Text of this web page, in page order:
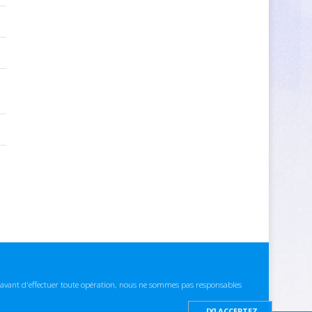
d'effectuer toute opération, nous ne sommes pas responsables